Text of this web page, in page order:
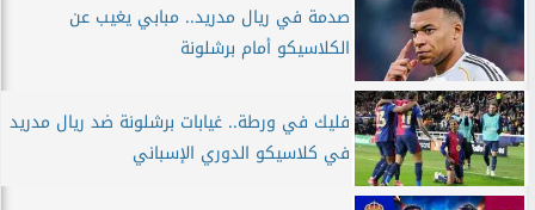
صدمة في ريال مدريد.. مبابي يغيب عن
الكلاسيكو أمام برشلونة
فليك في ورطة.. غيابات برشلونة ضد ريال مدريد
في كلاسيكو الدوري الإسباني